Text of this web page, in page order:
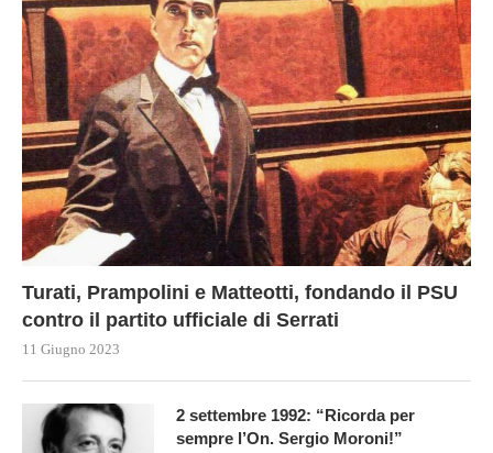
Turati, Prampolini e Matteotti, fondando il PSU
contro il partito ufficiale di Serrati
11 Giugno 2023
2 settembre 1992: “Ricorda per
sempre l’On. Sergio Moroni!”